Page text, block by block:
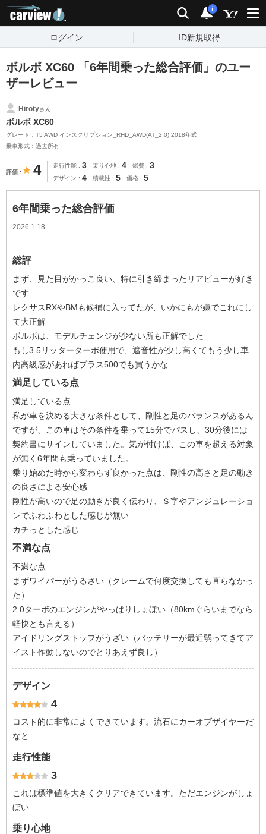
検索 通知
i
ログイン ID新規取得
ボルボ XC60 「6年間乗った総合評価」のユー
ザーレビュー
Hirotyさん
ボルボ XC60
グレード：T5 AWD インスクリプション_RHD_AWD(AT_2.0) 2018年式
乗車形式：過去所有
評価 4 走行性能 3 乗り心地 4 燃費 3
デザイン 4 積載性 5 価格 5
6年間乗った総合評価
2026.1.18
総評
まず、見た目がかっこ良い、特に引き締まったリアビューが好き
です
レクサスRXやBMも候補に入ってたが、いかにもが嫌でこれにし
て大正解
ボルボは、モデルチェンジが少ない所も正解でした
もし3.5リッターターボ使用で、遮音性が少し高くてもう少し車
内高級感があればプラス500でも買うかな
満足している点
満足している点
私が車を決める大きな条件として、剛性と足のバランスがあるん
ですが、この車はその条件を乗って15分でパスし、30分後には
契約書にサインしていました。気が付けば、この車を超える対象
が無く6年間も乗っていました。
乗り始めた時から変わらず良かった点は、剛性の高さと足の動き
の良さによる安心感
剛性が高いので足の動きが良く伝わり、Ｓ字やアンジュレーショ
ンでふわふわとした感じが無い
カチっとした感じ
不満な点
不満な点
まずワイパーがうるさい（クレームで何度交換しても直らなかっ
た）
2.0ターボのエンジンがやっぱりしょぼい（80kmぐらいまでなら
軽快とも言える）
アイドリングストップがうざい（バッテリーが最近弱ってきてア
イスト作動しないのでとりあえず良し）
デザイン
4
コスト的に非常によくできています。流石にカーオブザイヤーだ
なと
走行性能
3
これは標準値を大きくクリアできています。ただエンジンがしょ
ぼい
乗り心地